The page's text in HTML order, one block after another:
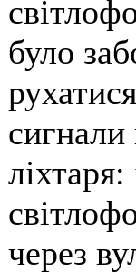
було
сигнали
через